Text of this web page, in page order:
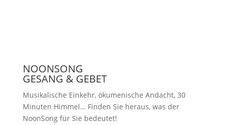
NOONSONG
GESANG & GEBET
Musikalische Einkehr, ökumenische Andacht, 30
Minuten Himmel… Finden Sie heraus, was der
NoonSong für Sie bedeutet!